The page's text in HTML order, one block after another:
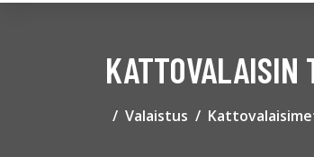
KATTOVALAISIN
Valaistus